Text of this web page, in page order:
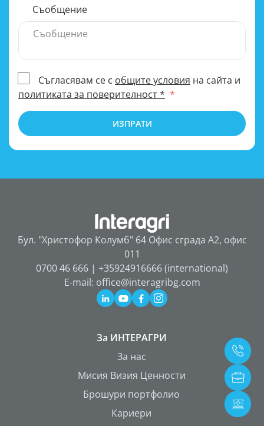
Съобщение
Съгласявам се с общите условия на сайта и
политиката за поверителност *
ИЗПРАТИ
Бул. "Христофор Колумб" 64 Офис сграда А2, офис
011
0700 46 666 | +35924916666 (international)
E-mail: office@interagribg.com
За ИНТЕРАГРИ
За нас
Мисия Визия Ценности
Брошури портфолио
Кариери